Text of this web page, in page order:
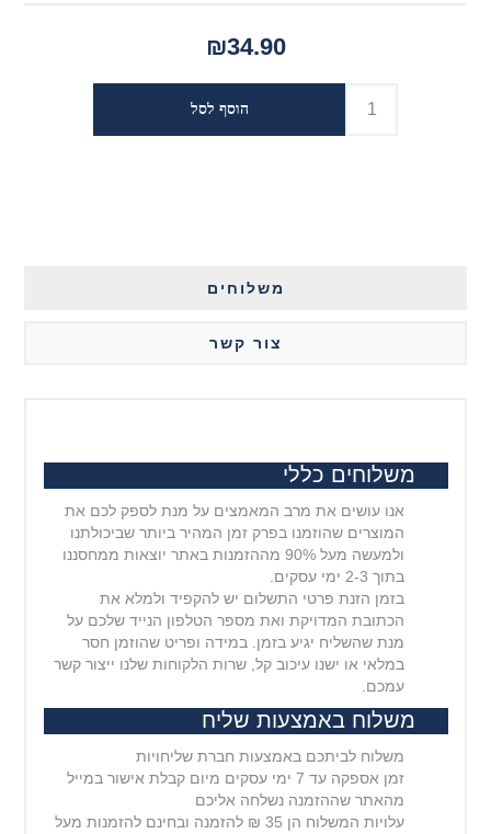
₪34.90
משלוחים
צור קשר
משלוחים כללי
אנו עושים את מרב המאמצים על מנת לספק לכם את
המוצרים שהוזמנו בפרק זמן המהיר ביותר שביכולתנו
ולמעשה מעל 90% מההזמנות באתר יוצאות ממחסננו
בתוך 2-3 ימי עסקים.
בזמן הזנת פרטי התשלום יש להקפיד ולמלא את
הכתובת המדויקת ואת מספר הטלפון הנייד שלכם על
מנת שהשליח יגיע בזמן. במידה ופריט שהוזמן חסר
במלאי או ישנו עיכוב קל, שרות הלקוחות שלנו ייצור קשר
עמכם.
משלוח באמצעות שליח
משלוח לביתכם באמצעות חברת שליחויות
זמן אספקה עד 7 ימי עסקים מיום קבלת אישור במייל
מהאתר שההזמנה נשלחה אליכם
עלויות המשלוח הן 35 ₪ להזמנה ובחינם להזמנות מעל